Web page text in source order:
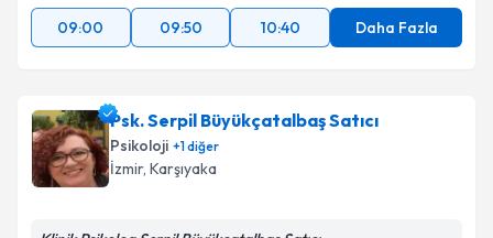
09:00
09:50 10:40 Daha Fazla
Psk. Serpil Büyükçatalbaş Satıcı
Psikoloji +1diğer
İzmir, Karşıyaka